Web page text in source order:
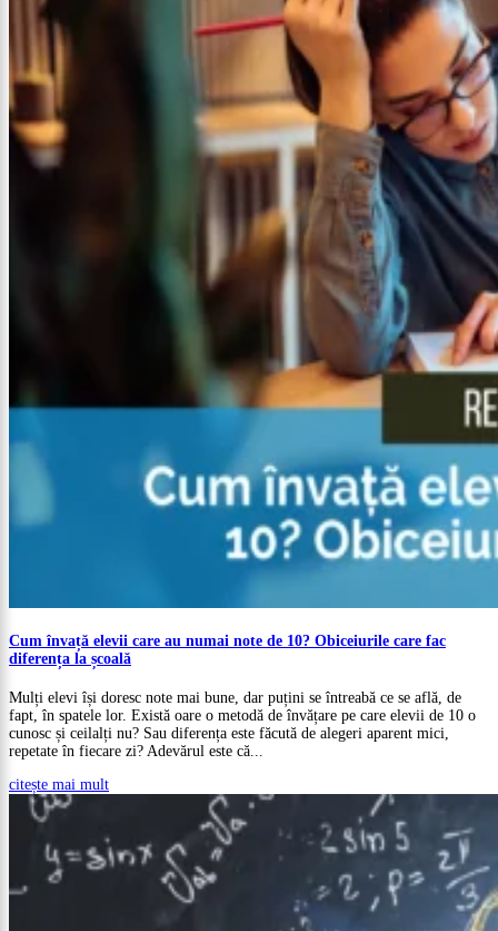
Cum învață elevii care au numai note de 10? Obiceiurile care fac
diferența la școală
Mulți elevi își doresc note mai bune, dar puțini se întreabă ce se află, de
fapt, în spatele lor. Există oare o metodă de învățare pe care elevii de 10 o
cunosc și ceilalți nu? Sau diferența este făcută de alegeri aparent mici,
repetate în fiecare zi? Adevărul este că...
citește mai mult